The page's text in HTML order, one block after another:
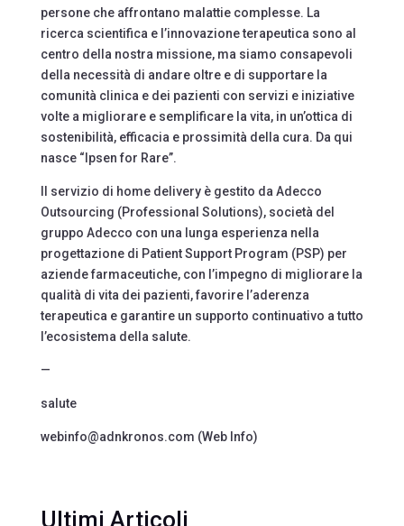
persone che affrontano malattie complesse. La
ricerca scientifica e l’innovazione terapeutica sono al
centro della nostra missione, ma siamo consapevoli
della necessità di andare oltre e di supportare la
comunità clinica e dei pazienti con servizi e iniziative
volte a migliorare e semplificare la vita, in un’ottica di
sostenibilità, efficacia e prossimità della cura. Da qui
nasce “Ipsen for Rare”.
Il servizio di home delivery è gestito da Adecco
Outsourcing (Professional Solutions), società del
gruppo Adecco con una lunga esperienza nella
progettazione di Patient Support Program (PSP) per
aziende farmaceutiche, con l’impegno di migliorare la
qualità di vita dei pazienti, favorire l’aderenza
terapeutica e garantire un supporto continuativo a tutto
l’ecosistema della salute.
—
salute
webinfo@adnkronos.com (Web Info)
Ultimi Articoli